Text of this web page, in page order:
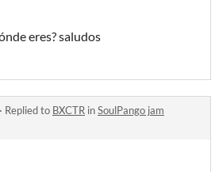
eres? saludos
· Replied to BXCTR inSoulPango jam